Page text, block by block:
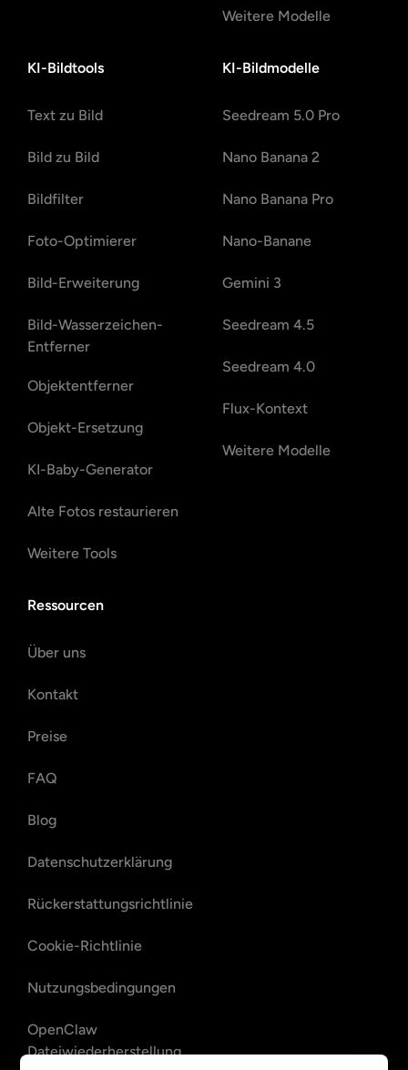
Weitere Modelle
KI-Bildtools
Text zu Bild
Bild zu Bild
Bildfilter
Foto-Optimierer
Bild-Erweiterung
Bild-Wasserzeichen-
Entferner
Objektentferner
Objekt-Ersetzung
KI-Baby-Generator
Alte Fotos restaurieren
Weitere Tools
KI-Bildmodelle
Seedream 5.0 Pro
Nano Banana 2
Nano Banana Pro
Nano-Banane
Gemini 3
Seedream 4.5
Seedream 4.0
Flux-Kontext
Weitere Modelle
Ressourcen
Über uns
Kontakt
Preise
FAQ
Blog
Datenschutzerklärung
Rückerstattungsrichtlinie
Cookie-Richtlinie
Nutzungsbedingungen
OpenClaw
Dateiwiederherstellung